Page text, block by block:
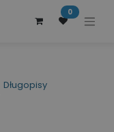
0
Długopisy